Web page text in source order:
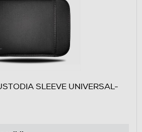
SLEEVE UNIVERSAL-